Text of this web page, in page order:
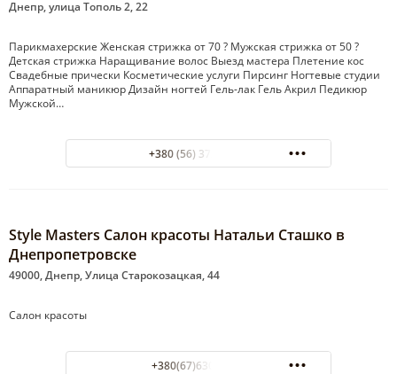
Днепр, улица Тополь 2, 22
Парикмахерские Женская стрижка от 70 ? Мужская стрижка от 50 ?
Детская стрижка Наращивание волос Выезд мастера Плетение кос
Свадебные прически Косметические услуги Пирсинг Ногтевые студии
Аппаратный маникюр Дизайн ногтей Гель-лак Гель Акрил Педикюр
Мужской…
+380 (56) 372-40-20
Style Masters Салон красоты Натальи Сташко в
Днепропетровске
49000, Днепр, Улица Старокозацкая, 44
Салон красоты
+380(67)630-62-18